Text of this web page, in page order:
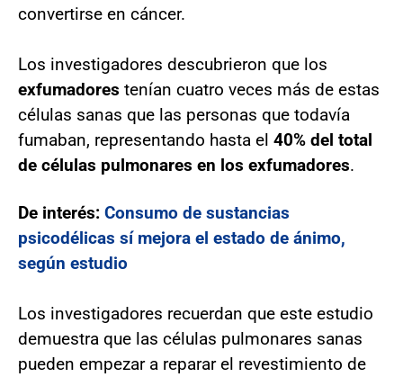
convertirse en cáncer.
Los investigadores descubrieron que los
exfumadores tenían cuatro veces más de estas
células sanas que las personas que todavía
fumaban, representando hasta el 40% del total
de células pulmonares en los exfumadores.
De interés: Consumo de sustancias
psicodélicas sí mejora el estado de ánimo,
según estudio
Los investigadores recuerdan que este estudio
demuestra que las células pulmonares sanas
pueden empezar a reparar el revestimiento de